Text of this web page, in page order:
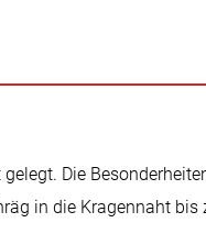
Die
in die Kragennaht bis